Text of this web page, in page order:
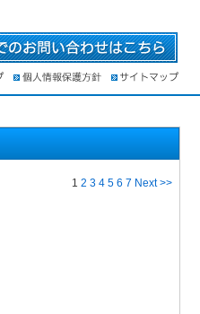
1 2 3 4 5 6 7 Next >>